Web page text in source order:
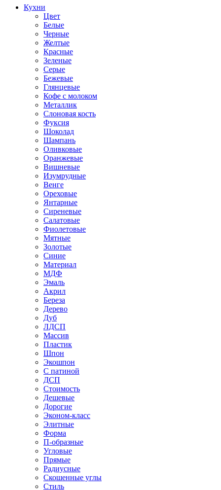
Кухни
Цвет
Белые
Черные
Желтые
Красные
Зеленые
Серые
Бежевые
Глянцевые
Кофе с молоком
Металлик
Слоновая кость
Фуксия
Шоколад
Шампань
Оливковые
Оранжевые
Вишневые
Изумрудные
Венге
Ореховые
Янтарные
Сиреневые
Салатовые
Фиолетовые
Мятные
Золотые
Синие
Материал
МДФ
Эмаль
Акрил
Береза
Дерево
Дуб
ЛДСП
Массив
Пластик
Шпон
Экошпон
С патиной
ДСП
Стоимость
Дешевые
Дорогие
Эконом-класс
Элитные
Форма
П-образные
Угловые
Прямые
Радиусные
Скошенные углы
Стиль